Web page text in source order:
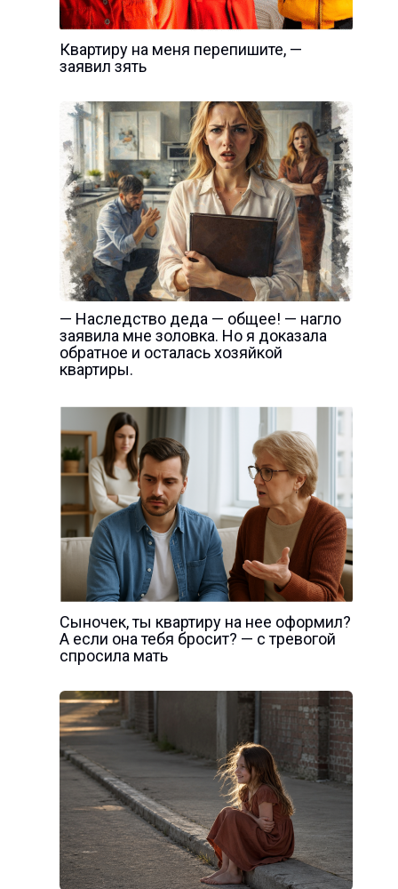
Квартиру на меня перепишите, —
заявил зять
— Наследство деда — общее! — нагло
заявила мне золовка. Но я доказала
обратное и осталась хозяйкой
квартиры.
Сыночек, ты квартиру на нее оформил?
А если она тебя бросит? — с тревогой
спросила мать